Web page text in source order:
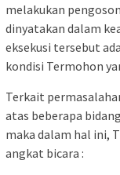
melakukan
dinyatakan dalam
eksekusi tersebut
kondisi Termohon
Terkait
atas beberapa
maka dalam hal ini,
angkat bicara :